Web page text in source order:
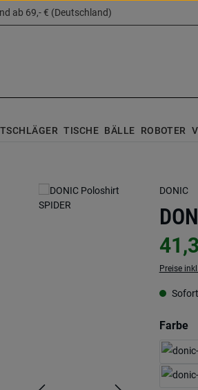
ab 69,- € (Deutschland)
TISCHE BÄLLE ROBOTER
DONIC
Preise
Farbe